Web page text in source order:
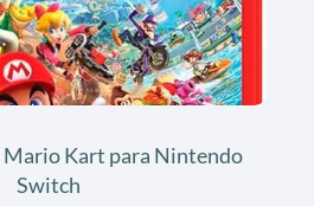
Mario Kart para Nintendo
Switch